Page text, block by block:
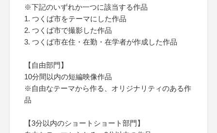
※下記のいずれか一つに該当する作品
1. つくば市をテーマにした作品
2. つくば市で撮影した作品
3. つくば市在住・在勤・在学者が作成した作品
【自由部門】
10分間以内の短編映像作品
※自由なテーマから作る、オリジナリティのある作
品
【3分以内のショートショート部門】